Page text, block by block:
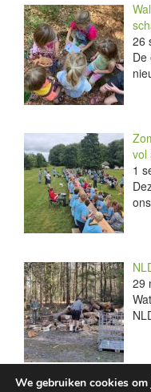
26
De
vol
1
29
We gebruiken cookies